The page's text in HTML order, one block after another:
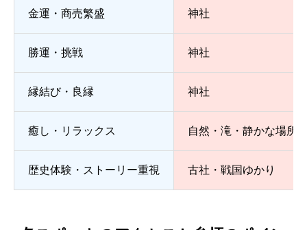
金運・商売繁盛 神社
勝運・挑戦 神社
縁結び・良縁 神社
癒し・リラックス 自然・滝・静かな場所
歴史体験・ストーリー重視 古社・戦国ゆかり